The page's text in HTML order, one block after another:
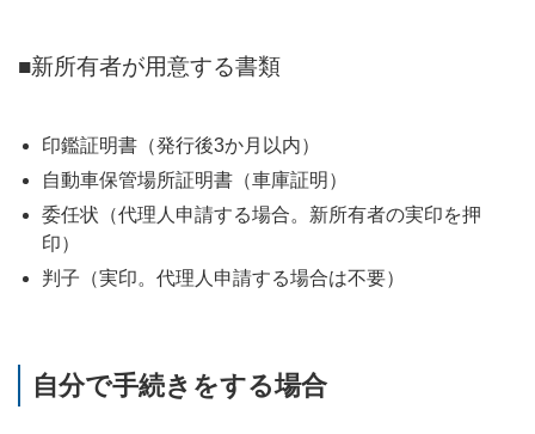
■新所有者が用意する書類
印鑑証明書（発行後3か月以内）
自動車保管場所証明書（車庫証明）
委任状（代理人申請する場合。新所有者の実印を押
印）
判子（実印。代理人申請する場合は不要）
自分で手続きをする場合